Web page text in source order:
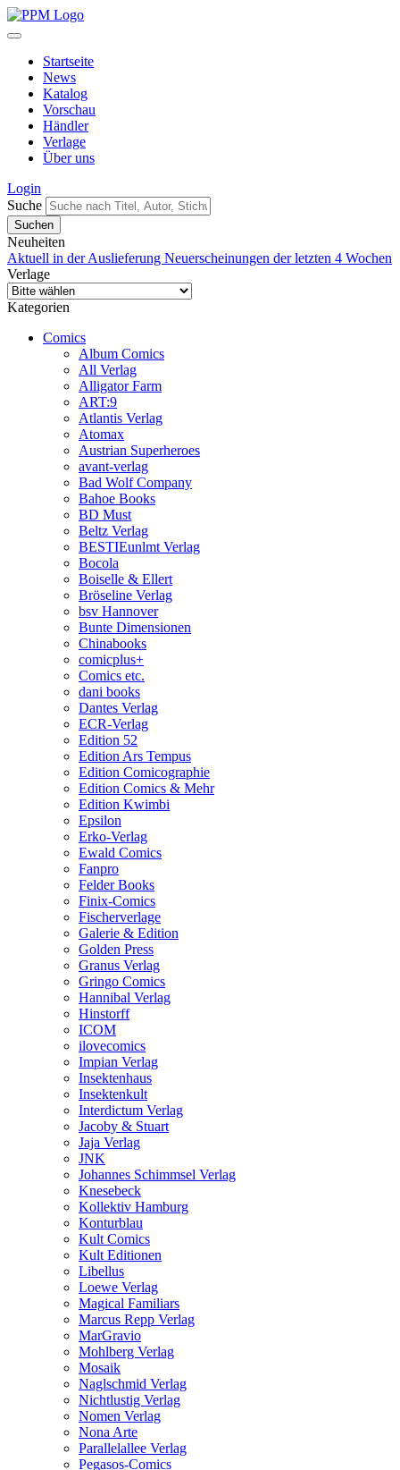
Startseite
News
Katalog
Vorschau
Händler
Verlage
Über uns
Login
Suche
Neuheiten
Aktuell in der Auslieferung Neuerscheinungen der letzten 4 Wochen
Verlage
Kategorien
Comics
Album Comics
All Verlag
Alligator Farm
ART:9
Atlantis Verlag
Atomax
Austrian Superheroes
avant-verlag
Bad Wolf Company
Bahoe Books
BD Must
Beltz Verlag
BESTIEunlmt Verlag
Bocola
Boiselle & Ellert
Bröseline Verlag
bsv Hannover
Bunte Dimensionen
Chinabooks
comicplus+
Comics etc.
dani books
Dantes Verlag
ECR-Verlag
Edition 52
Edition Ars Tempus
Edition Comicographie
Edition Comics & Mehr
Edition Kwimbi
Epsilon
Erko-Verlag
Ewald Comics
Fanpro
Felder Books
Finix-Comics
Fischerverlage
Galerie & Edition
Golden Press
Granus Verlag
Gringo Comics
Hannibal Verlag
Hinstorff
ICOM
ilovecomics
Impian Verlag
Insektenhaus
Insektenkult
Interdictum Verlag
Jacoby & Stuart
Jaja Verlag
JNK
Johannes Schimmsel Verlag
Knesebeck
Kollektiv Hamburg
Konturblau
Kult Comics
Kult Editionen
Libellus
Loewe Verlag
Magical Familiars
Marcus Repp Verlag
MarGravio
Mohlberg Verlag
Mosaik
Naglschmid Verlag
Nichtlustig Verlag
Nomen Verlag
Nona Arte
Parallelallee Verlag
Pegasos-Comics